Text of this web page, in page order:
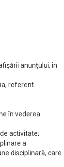
anunțului, în
referent.
în vederea
activitate;
a
disciplinară, care